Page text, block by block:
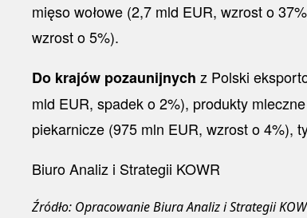
mięso wołowe (2,7 mld EUR, wzrost o
wzrost o 5%).
Do krajów pozaunijnych z Polski
mld EUR, spadek o 2%), produkty
piekarnicze (975 mln EUR, wzrost o 4%),
Biuro Analiz i Strategii KOWR
Źródło: Opracowanie Biura Analiz i Strategii